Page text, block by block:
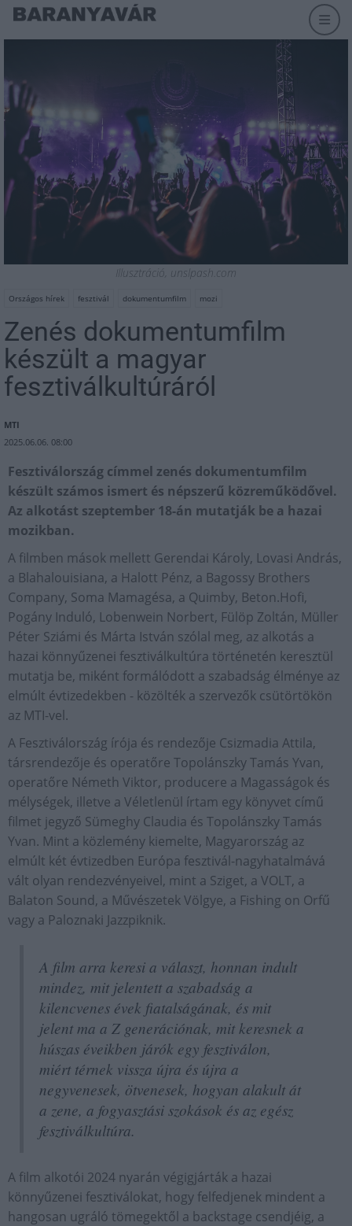
Illusztráció, unslpash.com
Országos hírek fesztivál dokumentumfilm mozi
Zenés dokumentumfilm
készült a magyar
fesztiválkultúráról
MTI
2025.06.06. 08:00
Fesztiválország címmel zenés dokumentumfilm
készült számos ismert és népszerű közreműködővel.
Az alkotást szeptember 18-án mutatják be a hazai
mozikban.
A filmben mások mellett Gerendai Károly, Lovasi András,
a Blahalouisiana, a Halott Pénz, a Bagossy Brothers
Company, Soma Mamagésa, a Quimby, Beton.Hofi,
Pogány Induló, Lobenwein Norbert, Fülöp Zoltán, Müller
Péter Sziámi és Márta István szólal meg, az alkotás a
hazai könnyűzenei fesztiválkultúra történetén keresztül
mutatja be, miként formálódott a szabadság élménye az
elmúlt évtizedekben - közölték a szervezők csütörtökön
az MTI-vel.
A Fesztiválország írója és rendezője Csizmadia Attila,
társrendezője és operatőre Topolánszky Tamás Yvan,
operatőre Németh Viktor, producere a Magasságok és
mélységek, illetve a Véletlenül írtam egy könyvet című
filmet jegyző Sümeghy Claudia és Topolánszky Tamás
Yvan. Mint a közlemény kiemelte, Magyarország az
elmúlt két évtizedben Európa fesztivál-nagyhatalmává
vált olyan rendezvényeivel, mint a Sziget, a VOLT, a
Balaton Sound, a Művészetek Völgye, a Fishing on Orfű
vagy a Paloznaki Jazzpiknik.
A film arra keresi a választ, honnan indult
mindez, mit jelentett a szabadság a
kilencvenes évek fiatalságának, és mit
jelent ma a Z generációnak, mit keresnek a
húszas éveikben járók egy fesztiválon,
miért térnek vissza újra és újra a
negyvenesek, ötvenesek, hogyan alakult át
a zene, a fogyasztási szokások és az egész
fesztiválkultúra.
A film alkotói 2024 nyarán végigjárták a hazai
könnyűzenei fesztiválokat, hogy felfedjenek mindent a
hangosan ugráló tömegektől a backstage csendjéig, a